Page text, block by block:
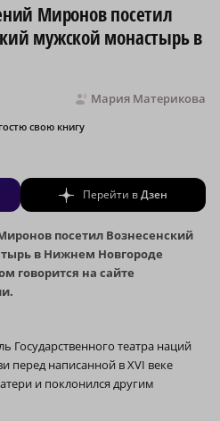
Миронов посетил
мужской монастырь в
Мария Материкова
свою книгу
Перейти вДзен
посетил Вознесенский
в Нижнем Новгороде
говорится на сайте
Государственного театра наций
перед написанной в XVI веке
и поклонился другим